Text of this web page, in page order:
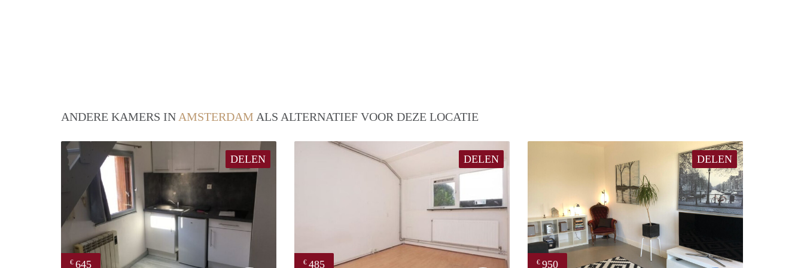
ANDERE KAMERS IN AMSTERDAM ALS ALTERNATIEF VOOR DEZE LOCATIE
DELEN
€ 645
DELEN
€ 485
DELEN
€ 950